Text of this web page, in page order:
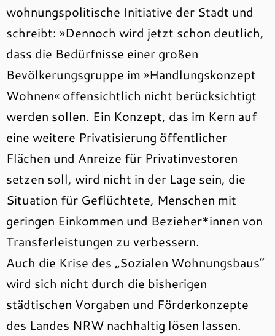
wohnungspolitische Initiative der Stadt und
schreibt: »Dennoch wird jetzt schon deutlich,
dass die Bedürfnisse einer großen
Bevölkerungsgruppe im »Handlungskonzept
Wohnen« offensichtlich nicht berücksichtigt
werden sollen. Ein Konzept, das im Kern auf
eine weitere Privatisierung öffentlicher
Flächen und Anreize für Privatinvestoren
setzen soll, wird nicht in der Lage sein, die
Situation für Geflüchtete, Menschen mit
geringen Einkommen und Bezieher*innen von
Transferleistungen zu verbessern.
Auch die Krise des „Sozialen Wohnungsbaus“
wird sich nicht durch die bisherigen
städtischen Vorgaben und Förderkonzepte
des Landes NRW nachhaltig lösen lassen.